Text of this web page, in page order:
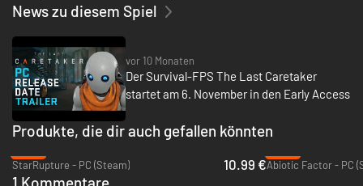
die Mission zu Ende bringen.
News zu diesem Spiel
vor 10 Monaten
Der Survival-FPS The Last Caretaker
startet am 6. November in den Early Access
Produkte, die dir auch gefallen könnten
StarRupture - PC (Steam)
10.99 €Abiotic Factor - PC
1 Kommentare